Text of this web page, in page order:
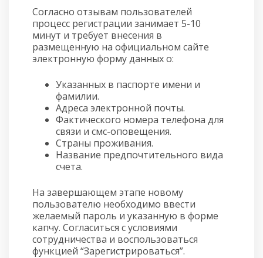
Согласно отзывам пользователей
процесс регистрации занимает 5-10
минут и требует внесения в
размещенную на официальном сайте
электронную форму данных о:
Указанных в паспорте имени и
фамилии.
Адреса электронной почты.
Фактического номера телефона для
связи и смс-оповещения.
Страны проживания.
Название предпочтительного вида
счета.
На завершающем этапе новому
пользователю необходимо ввести
желаемый пароль и указанную в форме
капчу. Согласиться с условиями
сотрудничества и воспользоваться
функцией “Зарегистрироваться”.